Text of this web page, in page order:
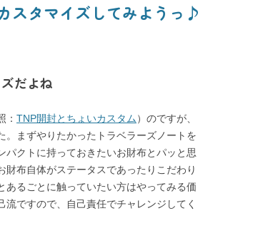
スタマイズしてみようっ♪
だよね
： TNP開封とちょいカスタム ）のですが、
。まずやりたかったトラベラーズノートを
パクトに持っておきたいお財布とパッと思
布自体がステータスであったりこだわり
るごとに触っていたい方はやってみる価
ですので、自己責任でチャレンジしてく